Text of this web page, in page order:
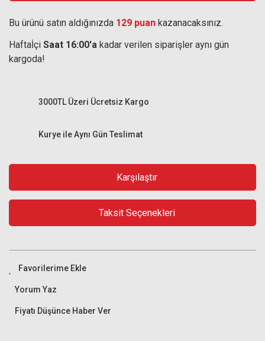
Bu ürünü satın aldığınızda 129 puan kazanacaksınız.
Haftaİçi Saat 16:00'a kadar verilen siparişler aynı gün
kargoda!
Kurye ile Aynı Gün Teslimat
3000TL Üzeri Ücretsiz Kargo
Karşılaştır
Taksit Seçenekleri
Yorum Yaz
Fiyatı Düşünce Haber Ver